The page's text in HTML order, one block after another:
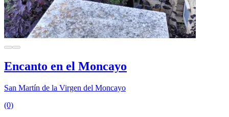
Encanto en el Moncayo
San Martín de la Virgen del Moncayo
(0)